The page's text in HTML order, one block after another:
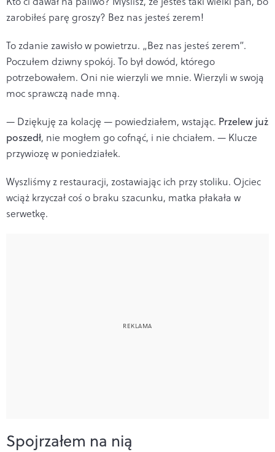
zarobiłeś parę groszy? Bez nas jesteś zerem!
To zdanie zawisło w powietrzu. „Bez nas jesteś zerem”.
Poczułem dziwny spokój. To był dowód, którego
potrzebowałem. Oni nie wierzyli we mnie. Wierzyli w swoją
moc sprawczą nade mną.
— Dziękuję za kolację — powiedziałem, wstając. Przelew już
poszedł, nie mogłem go cofnąć, i nie chciałem. — Klucze
przywiozę w poniedziałek.
Wyszliśmy z restauracji, zostawiając ich przy stoliku. Ojciec
wciąż krzyczał coś o braku szacunku, matka płakała w
serwetkę.
Spojrzałem na nią